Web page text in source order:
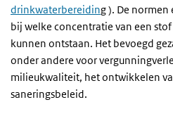
drinkwaterbereiding ). De normen
bij welke concentratie van een
kunnen ontstaan. Het bevoegd
onder andere voor
milieukwaliteit, het ontwikkelen
saneringsbeleid.